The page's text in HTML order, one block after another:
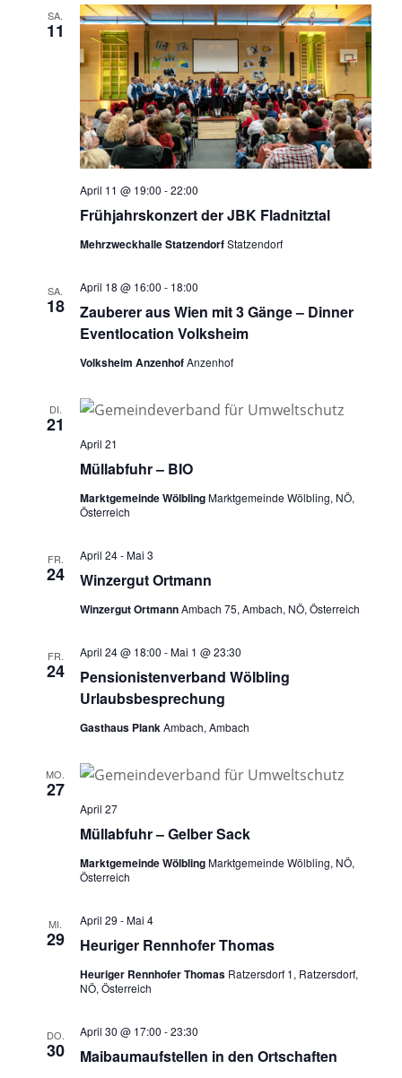
SA.
11
Frühjahrskonzert der JBK Fladnitztal
April 11 @ 19:00 -22:00
Mehrzweckhalle StatzendorfStatzendorf
SA.
18
Zauberer aus Wien mit 3 Gänge – Dinner
Eventlocation Volksheim
April 18 @ 16:00 - 18:00
Volksheim AnzenhofAnzenhof
DI.
21
Müllabfuhr – BIO
April 21
Marktgemeinde WölblingMarktgemeinde Wölbling, NÖ,
Österreich
FR.
24 Winzergut Ortmann
April 24-Mai 3
Winzergut OrtmannAmbach 75, Ambach, NÖ, Österreich
FR.
24
Pensionistenverband Wölbling
Urlaubsbesprechung
April 24 @ 18:00 -Mai 1 @ 23:30
Gasthaus PlankAmbach, Ambach
MO.
27
Müllabfuhr – Gelber Sack
April 27
Marktgemeinde WölblingMarktgemeinde Wölbling, NÖ,
Österreich
MI.
29 Heuriger Rennhofer Thomas
April 29 -Mai 4
Heuriger Rennhofer Thomas Ratzersdorf 1, Ratzersdorf,
NÖ, Österreich
DO.
30 Maibaumaufstellen in den Ortschaften
April 30 @ 17:00 -23:30